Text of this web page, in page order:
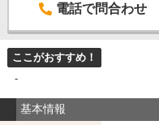
電話で問合わせ
ここがおすすめ！
-
基本情報